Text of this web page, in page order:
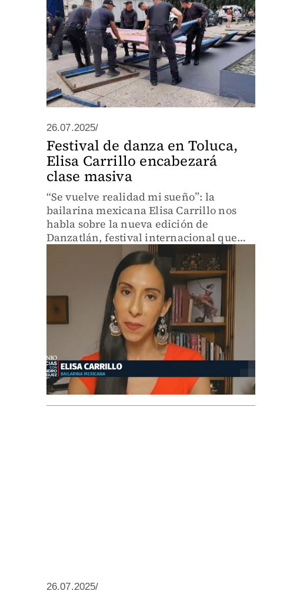
26.07.2025/
Festival de danza en Toluca,
Elisa Carrillo encabezará
clase masiva
“Se vuelve realidad mi sueño”: la
bailarina mexicana Elisa Carrillo nos
habla sobre la nueva edición de
Danzatlán, festival internacional que
este año tendrá una clase masiva de
26.07.2025/